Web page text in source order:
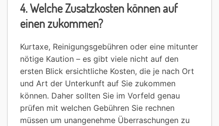
4. Welche Zusatzkosten können auf
einen zukommen?
Kurtaxe, Reinigungsgebühren oder eine mitunter
nötige Kaution – es gibt viele nicht auf den
ersten Blick ersichtliche Kosten, die je nach Ort
und Art der Unterkunft auf Sie zukommen
können. Daher sollten Sie im Vorfeld genau
prüfen mit welchen Gebühren Sie rechnen
müssen um unangenehme Überraschungen zu